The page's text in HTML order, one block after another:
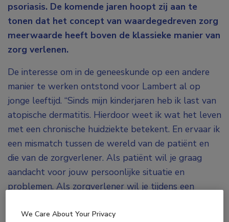
psoriasis. De komende jaren hoopt zij aan te
tonen dat het concept van waardegedreven zorg
meerwaarde heeft boven de klassieke manier van
zorg verlenen.
De interesse om in de geneeskunde op een andere
manier te werken ontstond voor Lambert al op
jonge leeftijd. “Sinds mijn kinderjaren heb ik last van
atopische dermatitis. Hierdoor weet ik wat het leven
met een chronische huidziekte betekent. En ervaar ik
een mismatch tussen de wereld van de patiënt en
die van de zorgverlener. Als patiënt wil je graag
aandacht voor jouw persoonlijke situatie en
problemen. Als zorgverlener wil je tijdens een
mogelijke behandelingen bespreken. Dit gaat niet
We Care About Your Privacy